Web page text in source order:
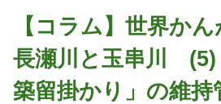
【コラム】世界か
長瀬川と玉串川 (5)
築留掛かり」の維持